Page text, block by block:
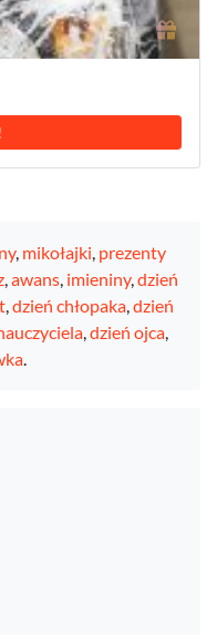
, mikołajki, prezenty
,awans, imieniny,dzień
,dzień chłopaka,dzień
,dzień ojca,
.